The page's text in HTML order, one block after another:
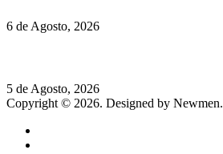
6 de Agosto, 2026
5 de Agosto, 2026
Copyright © 2026. Designed by Newmen.